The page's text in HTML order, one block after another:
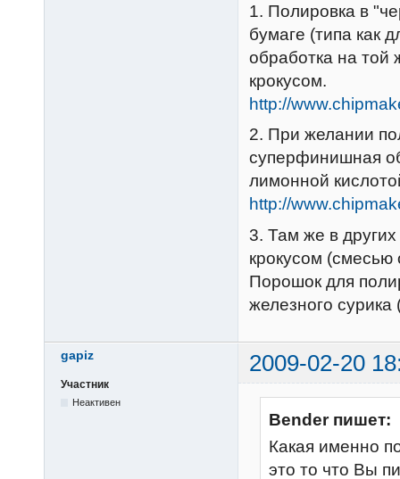
1. Полировка в
бумаге (типа как
обработка на той
крокусом.
http://
2. При желании
суперфинишная
лимонной
http://
3. Там же в
крокусом (смесью
Порошок для
железного сурика
gapiz 2009-02-20
Участник
Неактивен
Bender пишет:
Какая именно
это то что Вы